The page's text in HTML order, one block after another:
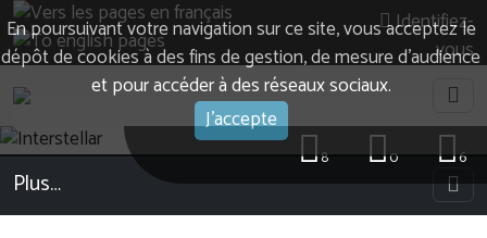
En poursuivant votre navigation sur ce site, vous acceptez le
dépôt de cookies à des fins de gestion, de mesure d’audience
et pour accéder à des réseaux sociaux.
J'accepte
Identifiez-
vous
6
0
8
Plus…